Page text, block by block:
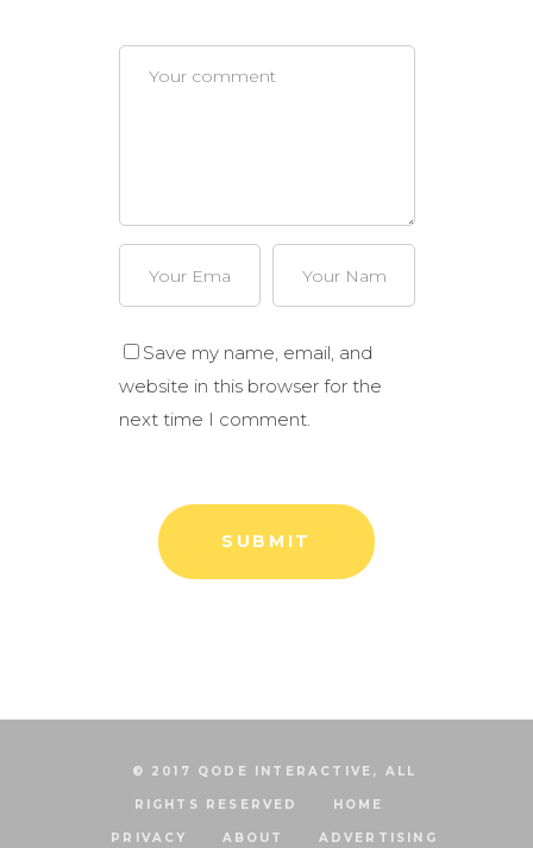
Save my name, email, and
website in this browser for the
next time I comment.
© 2017 QODE INTERACTIVE, ALL
RIGHTS RESERVED HOME
PRIVACY ABOUT ADVERTISING